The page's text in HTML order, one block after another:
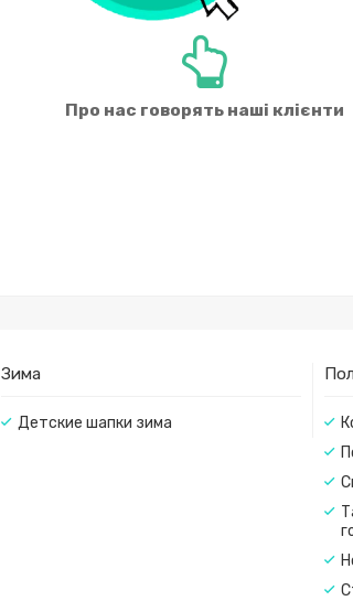
Про нас говорять наші клієнти
Зима
Детские шапки зима